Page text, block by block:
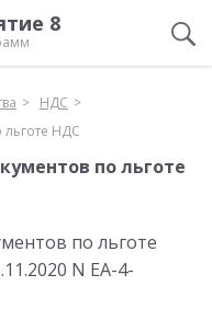
8
НДС
льготе НДС
по льготе
по льготе
N ЕА-4-